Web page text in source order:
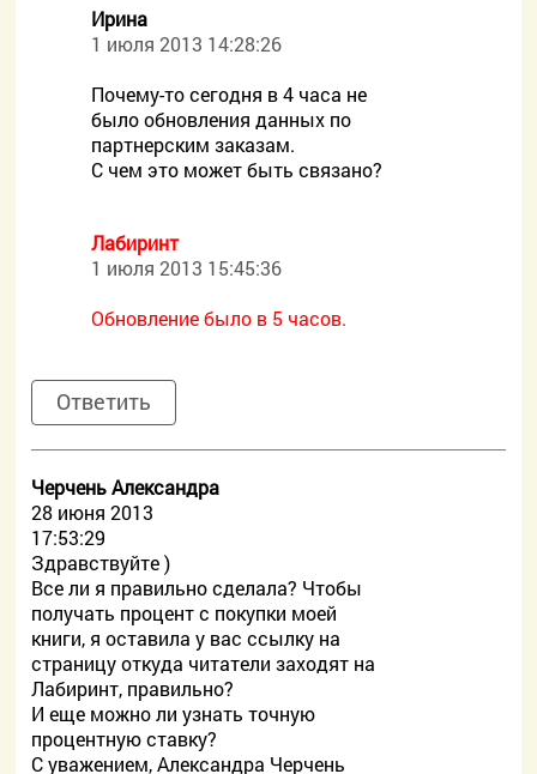
Ирина
1 июля 2013 14:28:26
Почему-то сегодня в 4 часа не
было обновления данных по
партнерским заказам.
С чем это может быть связано?
Лабиринт
1 июля 2013 15:45:36
Обновление было в 5 часов.
Ответить
Черчень Александра
28 июня 2013
17:53:29
Здравствуйте )
Все ли я правильно сделала? Чтобы
получать процент с покупки моей
книги, я оставила у вас ссылку на
страницу откуда читатели заходят на
Лабиринт, правильно?
И еще можно ли узнать точную
процентную ставку?
С уважением, Александра Черчень